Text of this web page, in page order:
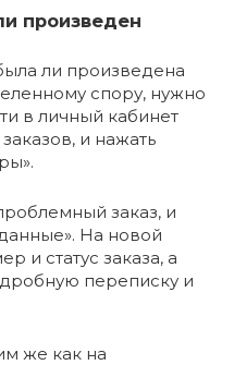
произведен
ли произведена
спору, нужно
в личный кабинет
и нажать
заказ, и
На новой
и статус заказа, а
переписку и
же как на